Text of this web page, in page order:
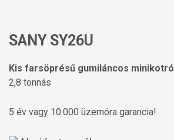
SANY SY26U
Kis farsöprésű gumiláncos minikotró
2,8 tonnás
5 év vagy 10.000 üzemóra garancia!